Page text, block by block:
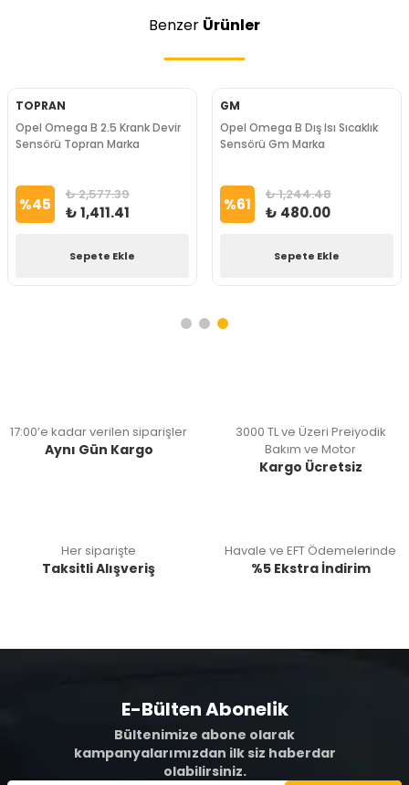
Benzer Ürünler
TOPRAN
Opel Omega B 2.5 Krank Devir
Sensörü Topran Marka
%45 ₺ 2,577.39
₺ 1,411.41
Sepete Ekle
GM
Opel Omega B Dış Isı Sıcaklık
Sensörü Gm Marka
%61 ₺ 1,244.48
₺ 480.00
Sepete Ekle
17:00’e kadar verilen siparişler
Aynı Gün Kargo
3000 TL ve Üzeri Preiyodik
Bakım ve Motor
Kargo Ücretsiz
Her siparişte
Taksitli Alışveriş
Havale ve EFT Ödemelerinde
%5 Ekstra İndirim
E-Bülten Abonelik
Bültenimize abone olarak
kampanyalarımızdan ilk siz haberdar
olabilirsiniz.